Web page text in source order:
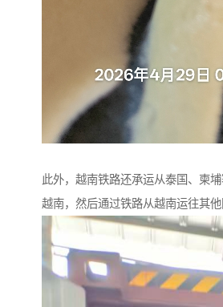
此外，越南铁路还承运从泰国、柬
越南，然后通过铁路从越南运往其他